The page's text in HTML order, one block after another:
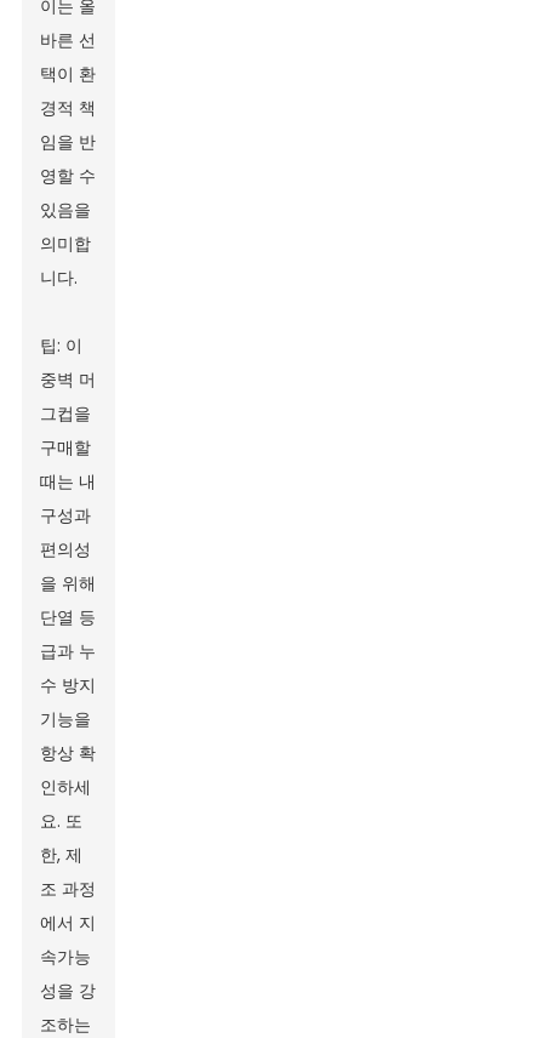
이는 올
바른 선
택이 환
경적 책
임을 반
영할 수
있음을
의미합
니다.
팁: 이
중벽 머
그컵을
구매할
때는 내
구성과
편의성
을 위해
단열 등
급과 누
수 방지
기능을
항상 확
인하세
요. 또
한, 제
조 과정
에서 지
속가능
성을 강
조하는